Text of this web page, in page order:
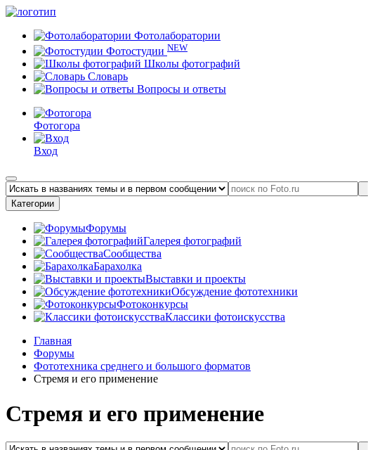
Фотолаборатории
Фотостудии NEW
Школы фотографий
Словарь
Вопросы и ответы
Фотогора
Вход
Категории
Форумы
Галерея фотографий
Сообщества
Барахолка
Выставки и проекты
Обсуждение фототехники
Фотоконкурсы
Классики фотоискусства
Главная
Форумы
Фототехника среднего и большого форматов
Стремя и его применение
Стремя и его применение